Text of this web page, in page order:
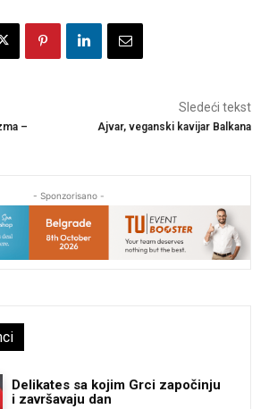
–
Sledeći tekst
Ajvar, veganski kavijar Balkana
- Sponzorisano -
Delikates sa kojim Grci započinju
i završavaju dan